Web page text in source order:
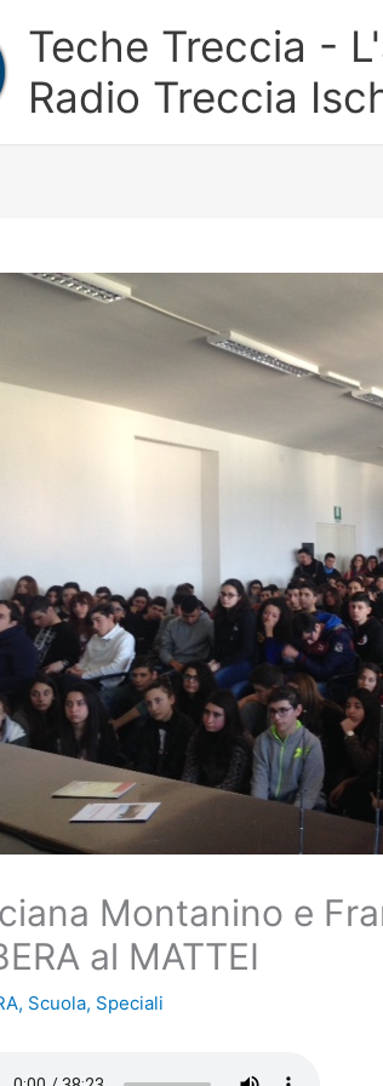
Teche Treccia -
Radio Treccia
Montanino e
al MATTEI
, Scuola, Speciali